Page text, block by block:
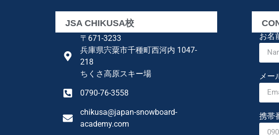
JSA CHIKUSA校
〒671-3233
兵庫県宍粟市千種町西河内 1047-
218
ちくさ高原スキー場
0790-76-3558
chikusa@japan-snowboard-
academy.com
お名
メー
携帯